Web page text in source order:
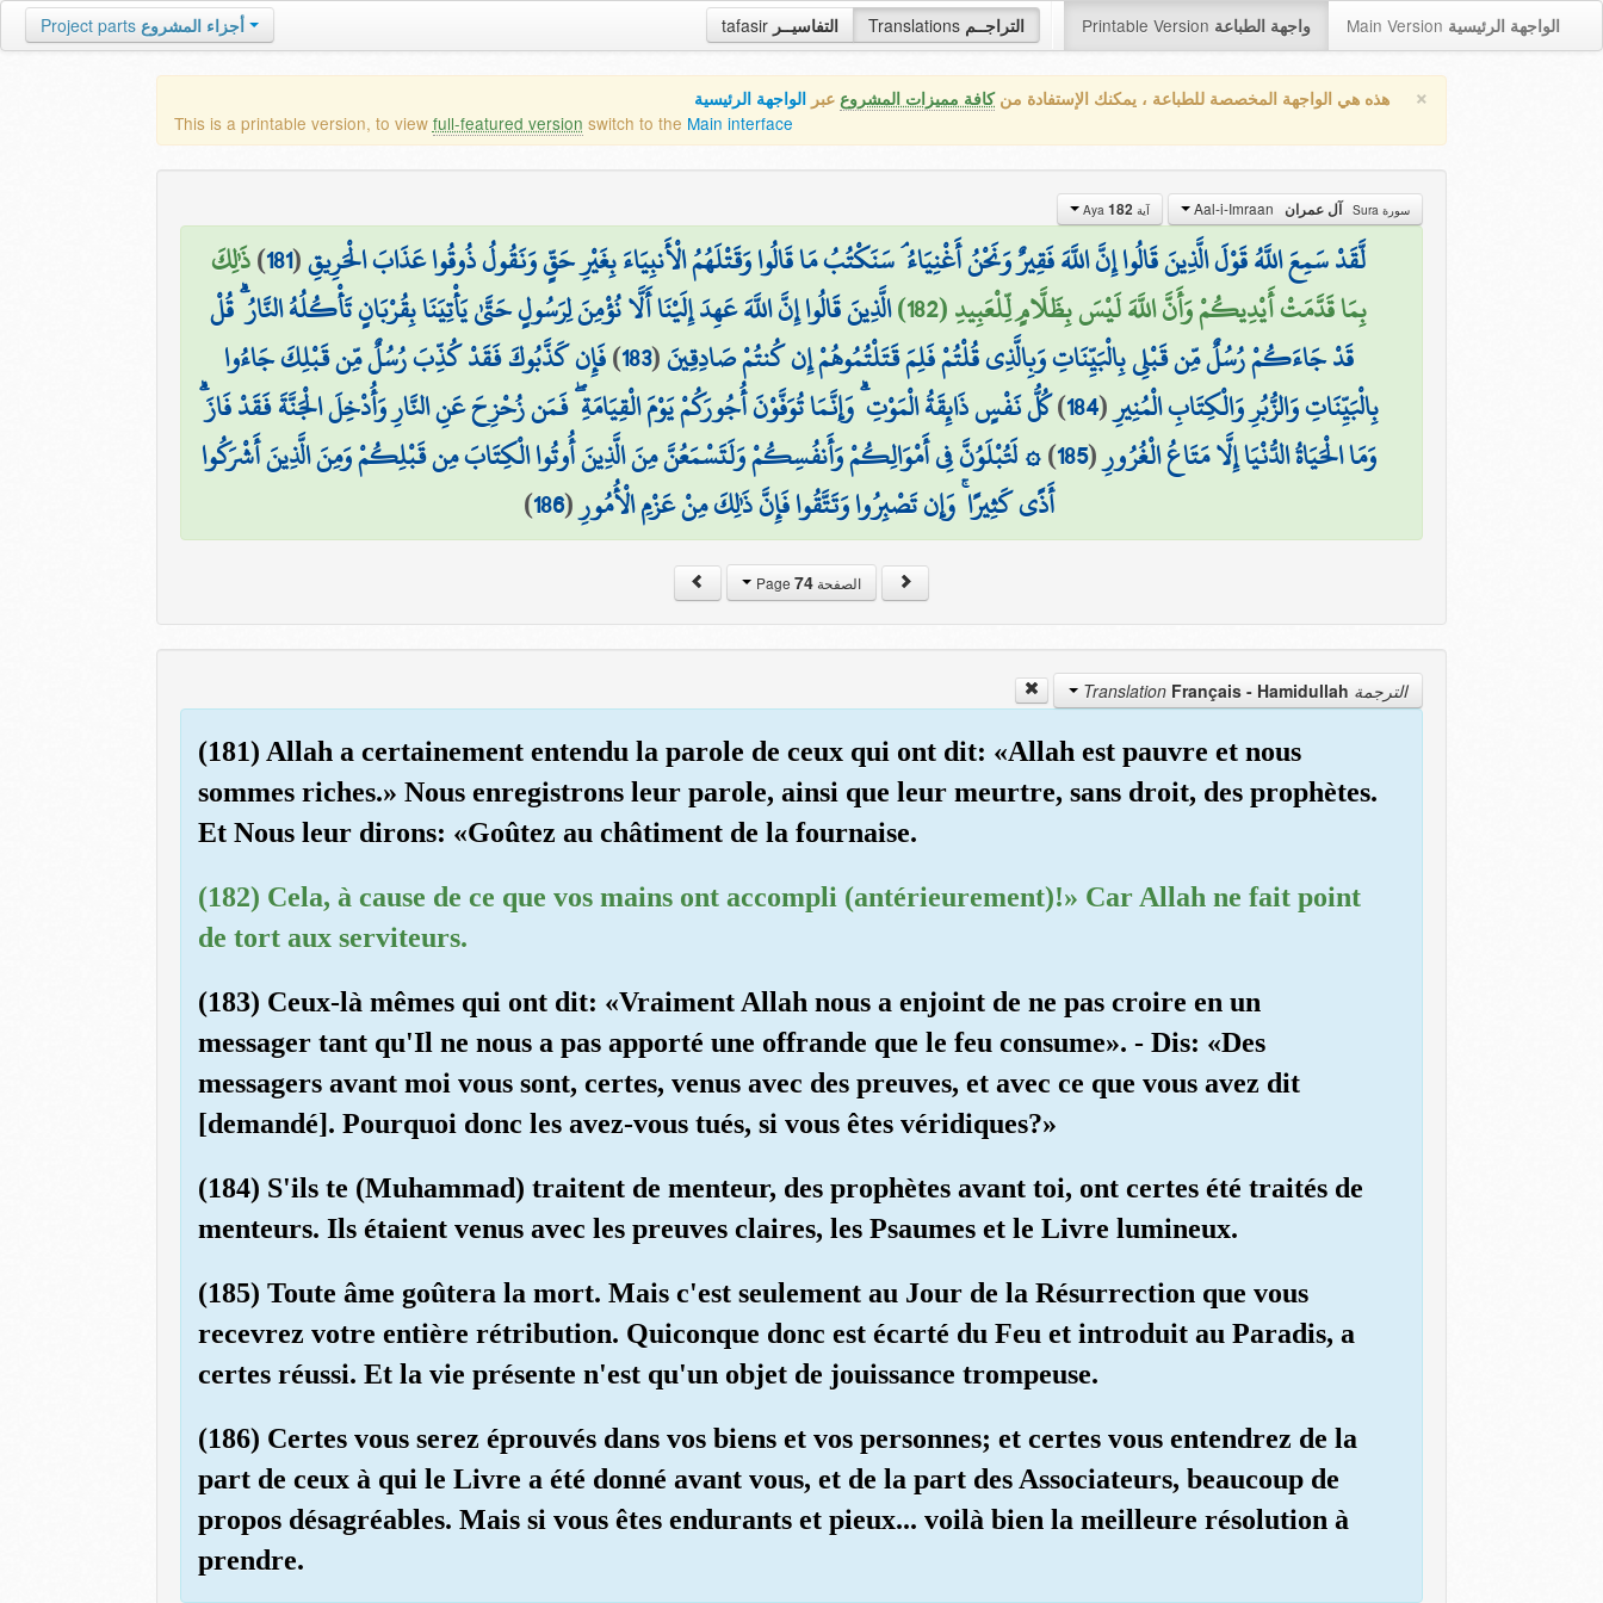
tafasir التفاسيــر Translations التراجــم Printable Version واجهة الطباعة Main Version الواجهة الرئيسية Project parts أجزاء المشروع
× هذه هي الواجهة المخصصة للطباعة ، يمكنك الإستفادة منكافة مميزات المشروع عبر الواجهة الرئيسية
This is a printable version, to view full-featured version switch to the Main interface
سورة Sura آل عمران آية Aya 182
لَّقَدْ سَمِعَ اللَّهُ قَوْلَ الَّذِينَ قَالُوا إِنَّ اللَّهَ فَقِيرٌ وَنَحْنُ أَغْنِيَاءُ ۘ سَنَكْتُبُ مَا قَالُوا وَقَتْلَهُمُ الْأَنبِيَاءَ بِغَيْرِ حَقٍّ وَنَقُولُ ذُوقُوا عَذَابَ الْحَرِيقِ(
181
)ذَٰلِكَ
بِمَا قَدَّمَتْ أَيْدِيكُمْ وَأَنَّ اللَّهَ لَيْسَ بِظَلَّامٍ لِّلْعَبِيدِ (182)
الَّذِينَ قَالُوا إِنَّ اللَّهَ عَهِدَ إِلَيْنَا أَلَّا نُؤْمِنَ لِرَسُولٍ حَتَّىٰ يَأْتِيَنَا بِقُرْبَانٍ تَأْكُلُهُ النَّارُ ۗ قُلْ
قَدْ جَاءَكُمْ رُسُلٌ مِّن قَبْلِي بِالْبَيِّنَاتِ وَبِالَّذِي قُلْتُمْ فَلِمَ قَتَلْتُمُوهُمْ إِن كُنتُمْ صَادِقِينَ(
183
)فَإِن كَذَّبُوكَ فَقَدْ كُذِّبَ رُسُلٌ مِّن قَبْلِكَ جَاءُوا
بِالْبَيِّنَاتِ وَالزُّبُرِ وَالْكِتَابِ الْمُنِيرِ(
184
)كُلُّ نَفْسٍ ذَائِقَةُ الْمَوْتِ ۗ وَإِنَّمَا تُوَفَّوْنَ أُجُورَكُمْ يَوْمَ الْقِيَامَةِ ۖ فَمَن زُحْزِحَ عَنِ النَّارِ وَأُدْخِلَ الْجَنَّةَ فَقَدْ فَازَ ۗ
وَمَا الْحَيَاةُ الدُّنْيَا إِلَّا مَتَاعُ الْغُرُورِ(
185
)۞ لَتُبْلَوُنَّ فِي أَمْوَالِكُمْ وَأَنفُسِكُمْ وَلَتَسْمَعُنَّ مِنَ الَّذِينَ أُوتُوا الْكِتَابَ مِن قَبْلِكُمْ وَمِنَ الَّذِينَ أَشْرَكُوا
أَذًى كَثِيرًا ۚ وَإِن تَصْبِرُوا وَتَتَّقُوا فَإِنَّ ذَٰلِكَ مِنْ عَزْمِ الْأُمُورِ(
186
)
الصفحة Page74
الترجمة Translation Français - Hamidullah
(181) Allah a certainement entendu la parole de ceux qui ont dit: «Allah est pauvre et nous
sommes riches.» Nous enregistrons leur parole, ainsi que leur meurtre, sans droit, des prophètes.
Et Nous leur dirons: «Goûtez au châtiment de la fournaise.
(182) Cela, à cause de ce que vos mains ont accompli (antérieurement)!» Car Allah ne fait point
de tort aux serviteurs.
(183) Ceux-là mêmes qui ont dit: «Vraiment Allah nous a enjoint de ne pas croire en un
messager tant qu'Il ne nous a pas apporté une offrande que le feu consume». - Dis: «Des
messagers avant moi vous sont, certes, venus avec des preuves, et avec ce que vous avez dit
[demandé]. Pourquoi donc les avez-vous tués, si vous êtes véridiques?»
(184) S'ils te (Muhammad) traitent de menteur, des prophètes avant toi, ont certes été traités de
menteurs. Ils étaient venus avec les preuves claires, les Psaumes et le Livre lumineux.
(185) Toute âme goûtera la mort. Mais c'est seulement au Jour de la Résurrection que vous
recevrez votre entière rétribution. Quiconque donc est écarté du Feu et introduit au Paradis, a
certes réussi. Et la vie présente n'est qu'un objet de jouissance trompeuse.
(186) Certes vous serez éprouvés dans vos biens et vos personnes; et certes vous entendrez de la
part de ceux à qui le Livre a été donné avant vous, et de la part des Associateurs, beaucoup de
propos désagréables. Mais si vous êtes endurants et pieux... voilà bien la meilleure résolution à
prendre.